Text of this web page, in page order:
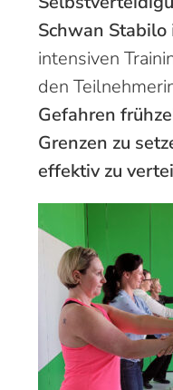
Schwan Stabilo
intensiven
den
Gefahren
Grenzen zu
effektiv zu